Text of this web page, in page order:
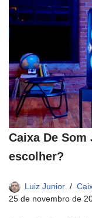
Caixa De
escolher?
Luiz Junior
25 de novembro de